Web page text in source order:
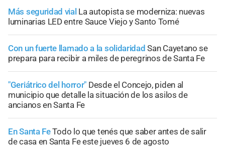
Más seguridad vial La autopista se moderniza: nuevas
luminarias LED entre Sauce Viejo y Santo Tomé
Con un fuerte llamado a la solidaridad San Cayetano se
prepara para recibir a miles de peregrinos de Santa Fe
"Geriátrico del horror" Desde el Concejo, piden al
municipio que detalle la situación de los asilos de
ancianos en Santa Fe
En Santa FeTodo lo que tenés que saber antes de salir
de casa en Santa Fe este jueves 6 de agosto